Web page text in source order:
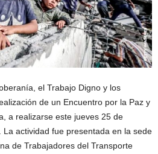
el Trabajo Digno y los
de un Encuentro por la Paz y
a realizarse este jueves 25 de
actividad fue presentada en la sede
de Trabajadores del Transporte